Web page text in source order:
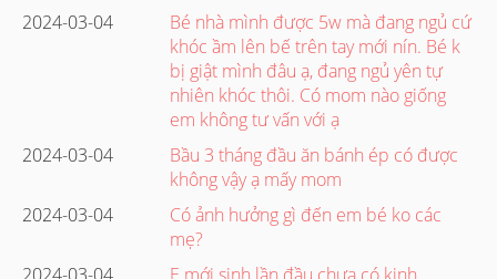
2024-03-04
Bé nhà mình được 5w mà đang ngủ cứ
khóc ầm lên bế trên tay mới nín. Bé k
bị giật mình đâu ạ, đang ngủ yên tự
nhiên khóc thôi. Có mom nào giống
em không tư vấn với ạ
2024-03-04
Bầu 3 tháng đầu ăn bánh ép có được
không vậy ạ mấy mom
2024-03-04
Có ảnh hưởng gì đến em bé ko các
mẹ?
2024-03-04
E mới sinh lần đầu chưa có kinh